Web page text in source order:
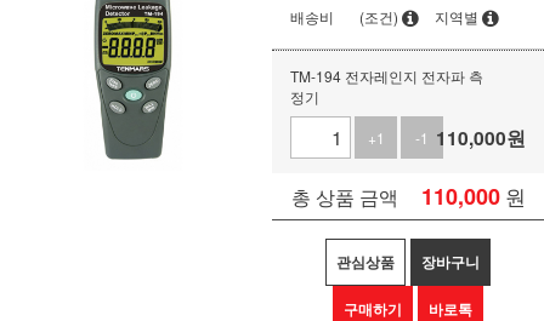
배송비
(조건) 지역별
TM-194 전자레인지 전자파 측
정기
+1
-1 110,000원
총 상품 금액 110,000 원
관심상품 장바구니
구매하기 바로톡